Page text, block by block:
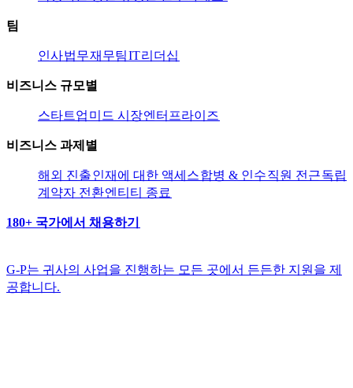
팀​​
인사​​법무​​재무팀​​IT​​리더십​​
비즈니스 규모별​​
스타트업​​ 미드 시장​​엔터프라이즈​​
비즈니스 과제별​​
해외 진출​​인재에 대한 액세스​​합병 & 인수​​직원 전근​​독립
계약자 전환​​엔티티 종료​​
180+ 국가에서 채용하기​​
G-P는 귀사의 사업을 진행하는 모든 곳에서 든든한 지원을 제
공합니다.​​